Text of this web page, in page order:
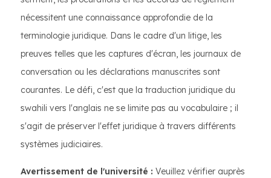
nécessitent une connaissance approfondie de la
terminologie juridique. Dans le cadre d'un litige, les
preuves telles que les captures d'écran, les journaux de
conversation ou les déclarations manuscrites sont
courantes. Le défi, c'est que la traduction juridique du
swahili vers l'anglais ne se limite pas au vocabulaire ; il
s'agit de préserver l'effet juridique à travers différents
systèmes judiciaires.
Avertissement de l'université : Veuillez vérifier auprès